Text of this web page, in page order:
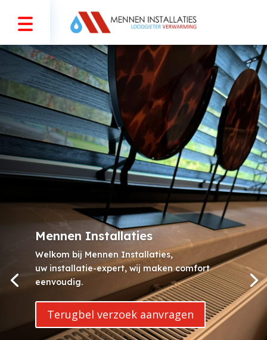
Mennen Installaties
Welkom bij Mennen Installaties,
uw installatie-expert, wij maken comfort
eenvoudig.
Terugbel verzoek aanvragen